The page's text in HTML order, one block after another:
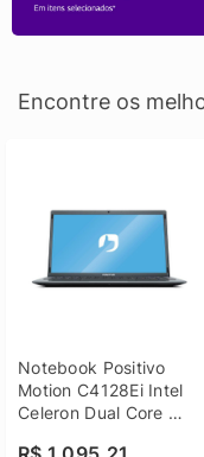
Encontre os
Notebook Positivo
Motion C4128Ei Intel
Celeron Dual Core